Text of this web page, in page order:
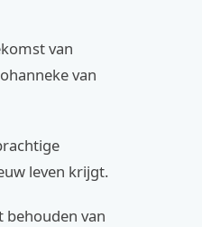
van
van
leven krijgt.
behouden van